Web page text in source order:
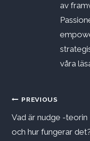
av
våra
PREVIOUS
Vad är nudge -teorin
och hur fungerar